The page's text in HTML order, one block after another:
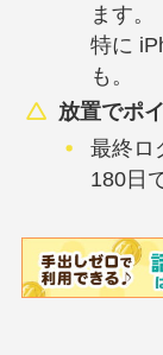
ます。
特に
も。
放置でポ
最終ロ
180日